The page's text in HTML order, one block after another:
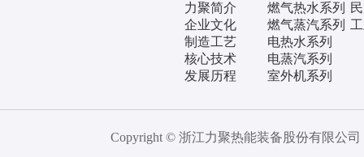
力聚简介
企业文化
制造工艺
核心技术
发展历程
燃气热水系列
燃气蒸汽系列
电热水系列
电蒸汽系列
室外机系列
Copyright © 浙江力聚热能装备股份有限公